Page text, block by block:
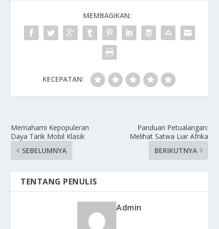
MEMBAGIKAN:
KECEPATAN:
Memahami Kepopuleran
Daya Tarik Mobil Klasik
SEBELUMNYA
Panduan Petualangan:
Melihat Satwa Liar Afrika
BERIKUTNYA
TENTANG PENULIS
Admin